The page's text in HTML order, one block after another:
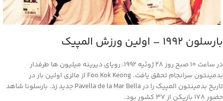
بارسلون 1992 – اولین ورزش المپیک
در ساعت 10 صبح روز 28 ژوئیه 1992، رویای دیرینه میلیون ها طرفدار
بدمینتون سرانجام تحقق یافت. Foo Kok Keong از مالزی اولین بار در
تاریخ بدمینتون المپیک را در Pavella de la Mar Bella جدید زد.
بارسلونا شاهد
حضور 178 بازیکن از 37 کشور بود.